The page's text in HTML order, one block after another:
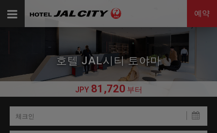
예약
호텔 JAL시티 토야마
JPY 81,720 부터